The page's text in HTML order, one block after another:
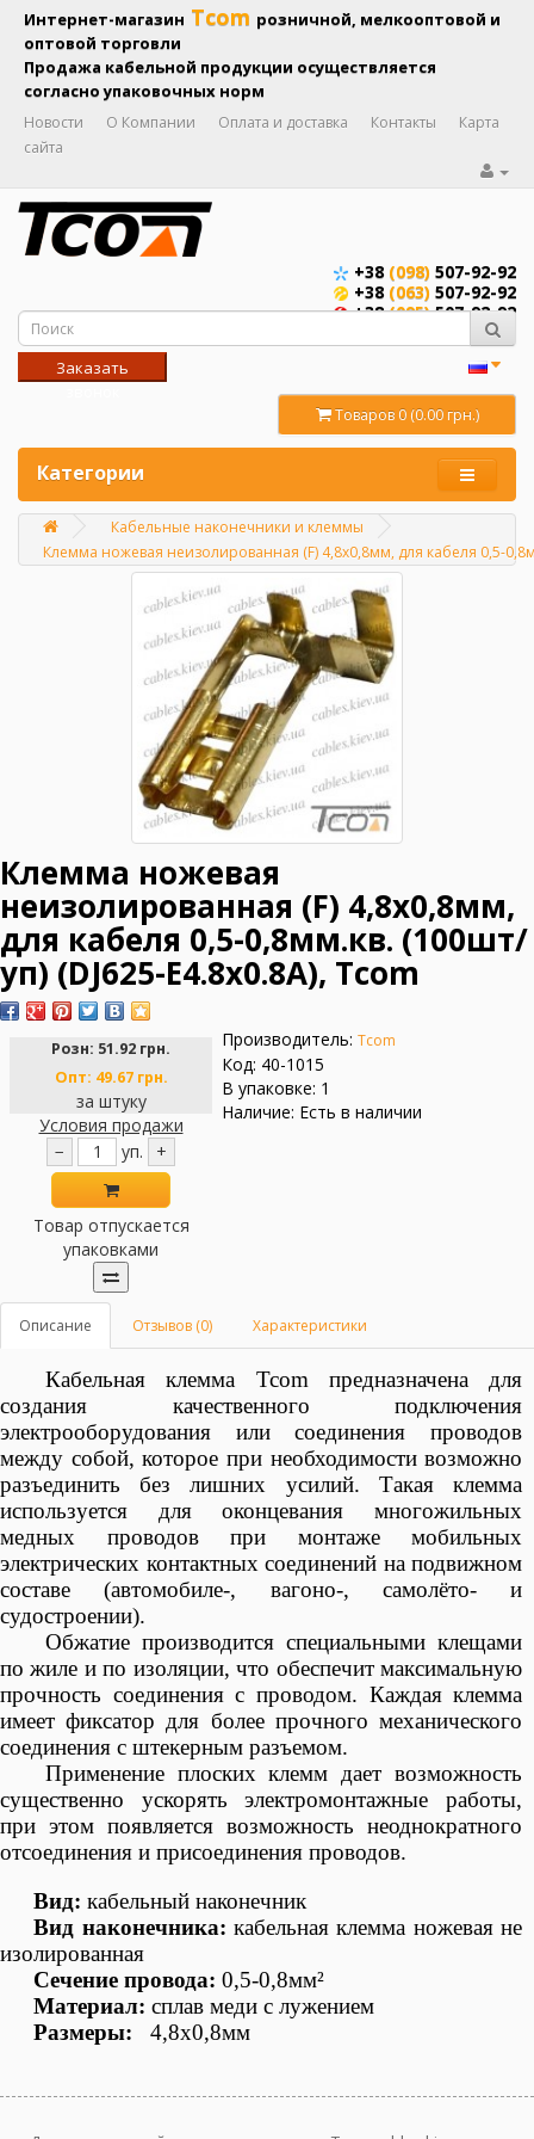
Интернет-магазин Tcom розничной, мелкооптовой и
оптовой торговли
Продажа кабельной продукции осуществляется
согласно упаковочных норм
Новости О Компании Оплата и доставка Контакты
Карта
сайта
+38 (098) 507-92-92
+38 (063) 507-92-92
+38(095)507-92-92
Заказать
Товаров 0 (0.00 грн.)
Категории
Кабельные наконечники и клеммы
Клемма ножевая неизолированная (F) 4,8х0,8мм, для кабеля 0,5-
Клемма ножевая
неизолированная (F) 4,8х0,8мм,
для кабеля 0,5-0,8мм.кв. (100шт/
уп) (DJ625-E4.8x0.8А), Tcom
Розн: 51.92 грн.
Опт: 49.67 грн.
за штуку
Условия продажи
−
уп. +
Товар отпускается
упаковками
Производитель: Tcom
Код: 40-1015
В упаковке: 1
Наличие: Есть в наличии
Описание Отзывов (0) Характеристики
Кабельная клемма Tcom предназначена для
создания качественного подключения
электрооборудования или соединения проводов
между собой, которое при необходимости возможно
разъединить без лишних усилий. Такая клемма
используется для оконцевания многожильных
медных проводов при монтаже мобильных
электрических контактных соединений на подвижном
составе (автомобиле-, вагоно-, самолёто- и
судостроении).
Обжатие производится специальными клещами
по жиле и по изоляции, что обеспечит максимальную
прочность соединения с проводом. Каждая клемма
имеет фиксатор для более прочного механического
соединения с штекерным разъемом.
Применение плоских клемм дает возможность
существенно ускорять электромонтажные работы,
при этом появляется возможность неоднократного
отсоединения и присоединения проводов.
Вид: кабельный наконечник
Вид наконечника: кабельная клемма ножевая не
изолированная
Сечение провода: 0,5-0,8мм²
Материал: сплав меди с лужением
Размеры:4,8х0,8мм